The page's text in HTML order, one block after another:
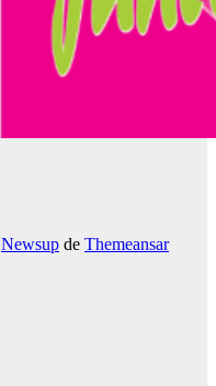
Newsup de Themeansar